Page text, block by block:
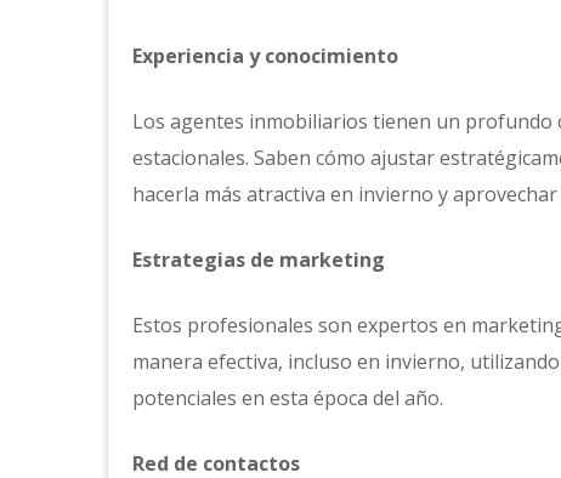
Experiencia y conocimiento
Los agentes inmobiliarios tienen un profundo
estacionales. Saben cómo ajustar
hacerla más atractiva en invierno y
Estrategias de marketing
Estos profesionales son expertos en
manera efectiva, incluso en invierno,
potenciales en esta época del año.
Red de contactos